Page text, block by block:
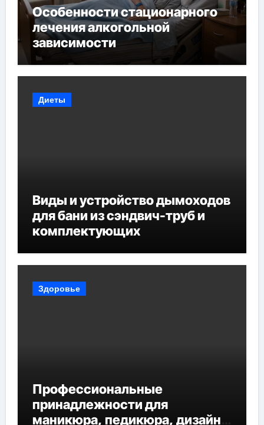
Особенности стационарного
лечения алкогольной
зависимости
Диеты
Виды и устройство дымоходов
для бани из сэндвич-труб и
комплектующих
Здоровье
Профессиональные
принадлежности для
маникюра, педикюра, дизайна